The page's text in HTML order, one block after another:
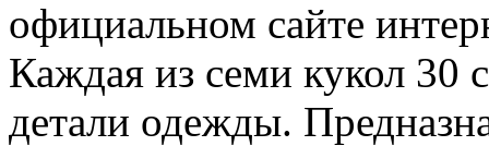
официальном сайте
Каждая из семи кукол 30
детали одежды.